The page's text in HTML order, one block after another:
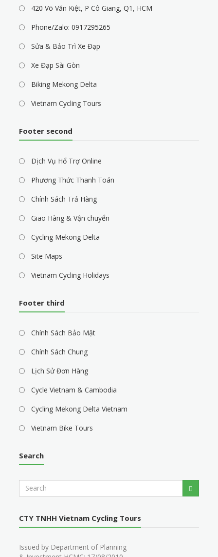
420 Võ Văn Kiệt, P Cô Giang, Q1, HCM
Phone/Zalo: 0917295265
Sửa & Bảo Trì Xe Đạp
Xe Đạp Sài Gòn
Biking Mekong Delta
Vietnam Cycling Tours
Footer second
Dịch Vụ Hổ Trợ Online
Phương Thức Thanh Toán
Chính Sách Trả Hàng
Giao Hàng & Vận chuyển
Cycling Mekong Delta
Site Maps
Vietnam Cycling Holidays
Footer third
Chính Sách Bảo Mật
Chính Sách Chung
Lịch Sử Đơn Hàng
Cycle Vietnam & Cambodia
Cycling Mekong Delta Vietnam
Vietnam Bike Tours
Search
c
Search
CTY TNHH Vietnam Cycling Tours
Issued by Department of Planning